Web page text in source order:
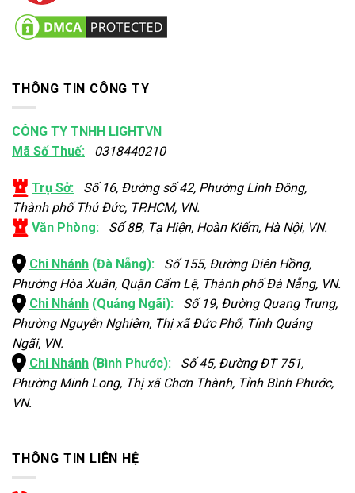
THÔNG TIN CÔNG TY
CÔNG TY TNHH LIGHTVN
Mã Số Thuế: 0318440210
Trụ Sở: Số 16, Đường số 42, Phường Linh Đông,
Thành phố Thủ Đức, TP.HCM, VN.
Văn Phòng: Số 8B, Tạ Hiện, Hoàn Kiếm, Hà Nội, VN.
Chi Nhánh (Đà Nẵng): Số 155, Đường Diên Hồng,
Phường Hòa Xuân, Quận Cẩm Lệ, Thành phố Đà Nẵng, VN.
Chi Nhánh (Quảng Ngãi): Số 19, Đường Quang Trung,
Phường Nguyễn Nghiêm, Thị xã Đức Phổ, Tỉnh Quảng
Ngãi, VN.
Chi Nhánh (Bình Phước): Số 45, Đường ĐT 751,
Phường Minh Long, Thị xã Chơn Thành, Tỉnh Bình Phước,
VN.
THÔNG TIN LIÊN HỆ